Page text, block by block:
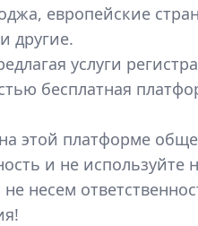
европейские
другие.
услуги
бесплатная
этой платформе
и не используйте
несем